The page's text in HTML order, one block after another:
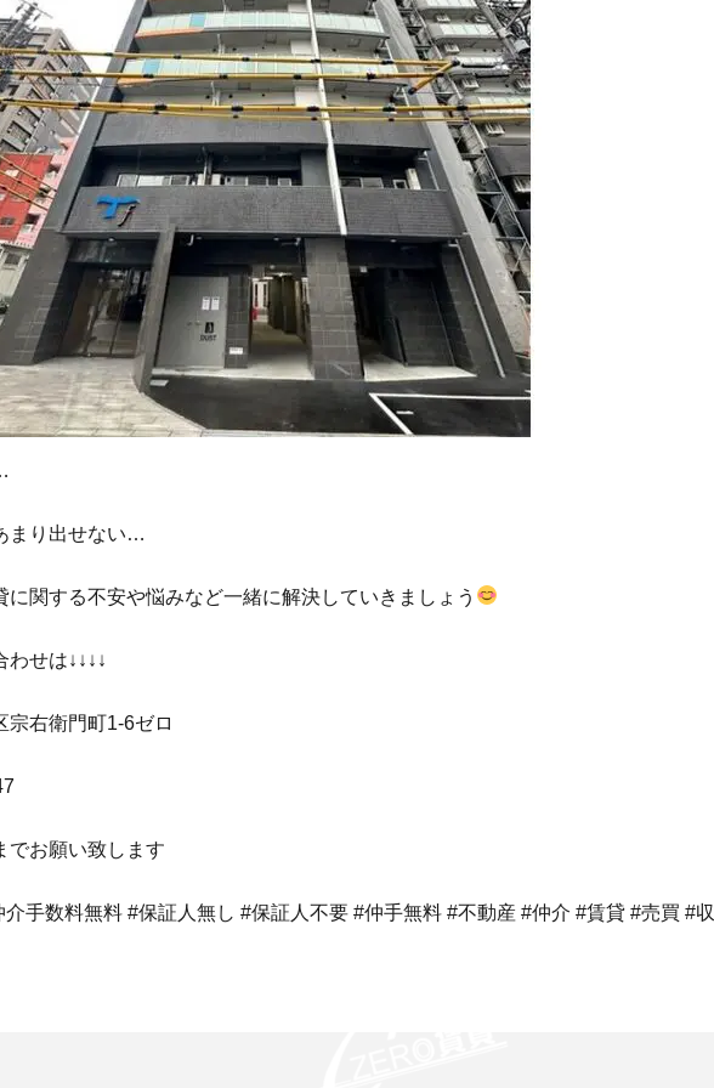
まり出せない…
に関する不安や悩みなど一緒に解決していきましょう
わせは↓↓↓↓
宗右衛門町1-6ゼロ
でお願い致します
介手数料無料 #保証人無し #保証人不要 #仲手無料 #不動産 #仲介 #賃貸 #売買 #収